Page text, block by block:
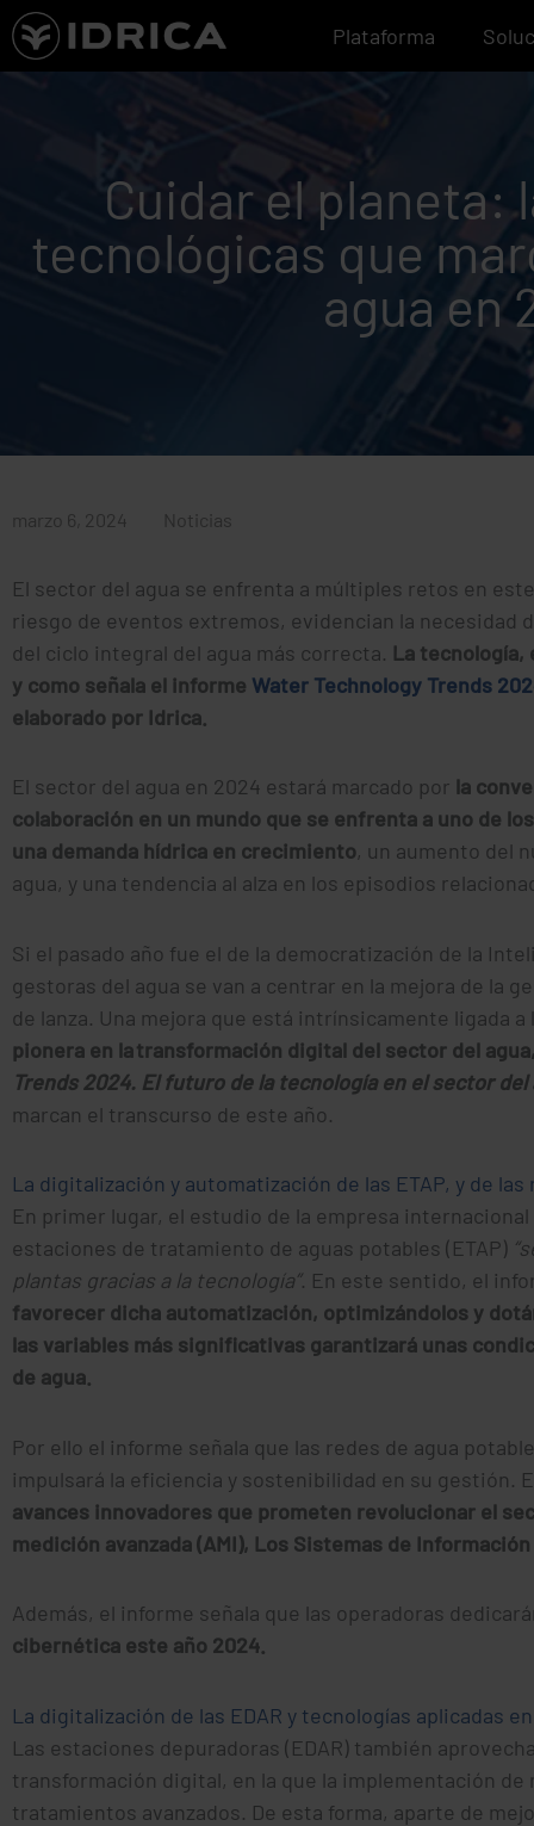
al
contenido
Plataforma
Cuidar el planeta:
tecnológicas que
agua en
marzo 6, 2024 Noticias
El sector del agua se enfrenta a múltiples retos en
riesgo de eventos extremos, evidencian la necesidad
del ciclo integral del agua más correcta. La tecnología,
y como señala el informe Water Technology Trends
elaborado por Idrica.
El sector del agua en 2024 estará marcado por la
colaboración en un mundo que se enfrenta a uno de
una demanda hídrica en crecimiento, un aumento del
agua, y una tendencia al alza en los episodios
Si el pasado año fue el de la democratización de la
gestoras del agua se van a centrar en la mejora de la
de lanza. Una mejora que está intrínsicamente ligada
pionera en la transformación digital del sector del
Trends 2024. El futuro de la tecnología en el sector del
marcan el transcurso de este año.
La digitalización y automatización de las ETAP, y de las
En primer lugar, el estudio de la empresa
estaciones de tratamiento de aguas potables (ETAP)
plantas gracias a la tecnología”. En este sentido, el
favorecer dicha automatización, optimizándolos y
las variables más significativas garantizará unas
de agua.
Por ello el informe señala que las redes de agua
impulsará la eficiencia y sostenibilidad en su gestión.
avances innovadores que prometen revolucionar el
medición avanzada (AMI), Los Sistemas de
Además, el informe señala que las operadoras
cibernética este año 2024.
La digitalización de las EDAR y tecnologías aplicadas
Las estaciones depuradoras (EDAR) también
transformación digital, en la que la implementación de
tratamientos avanzados. De esta forma, aparte de